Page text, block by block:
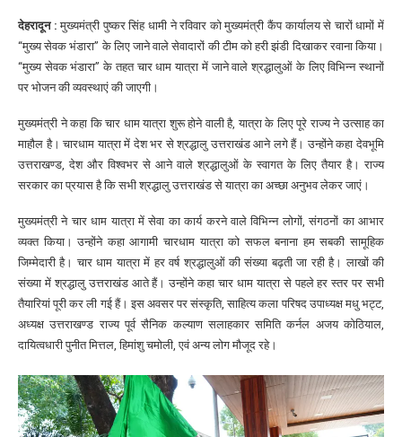
देहरादून : मुख्यमंत्री पुष्कर सिंह धामी ने रविवार को मुख्यमंत्री कैंप कार्यालय से चारों धामों में
“मुख्य सेवक भंडारा” के लिए जाने वाले सेवादारों की टीम को हरी झंडी दिखाकर रवाना किया।
“मुख्य सेवक भंडारा” के तहत चार धाम यात्रा में जाने वाले श्रद्धालुओं के लिए विभिन्न स्थानों
पर भोजन की व्यवस्थाएं की जाएगी।
मुख्यमंत्री ने कहा कि चार धाम यात्रा शुरू होने वाली है, यात्रा के लिए पूरे राज्य ने उत्साह का
माहौल है। चारधाम यात्रा में देश भर से श्रद्धालु उत्तराखंड आने लगे हैं। उन्होंने कहा देवभूमि
उत्तराखण्ड, देश और विश्वभर से आने वाले श्रद्धालुओं के स्वागत के लिए तैयार है। राज्य
सरकार का प्रयास है कि सभी श्रद्धालु उत्तराखंड से यात्रा का अच्छा अनुभव लेकर जाएं।
मुख्यमंत्री ने चार धाम यात्रा में सेवा का कार्य करने वाले विभिन्न लोगों, संगठनों का आभार
व्यक्त किया। उन्होंने कहा आगामी चारधाम यात्रा को सफल बनाना हम सबकी सामूहिक
जिम्मेदारी है। चार धाम यात्रा में हर वर्ष श्रद्धालुओं की संख्या बढ़ती जा रही है। लाखों की
संख्या में श्रद्धालु उत्तराखंड आते हैं। उन्होंने कहा चार धाम यात्रा से पहले हर स्तर पर सभी
तैयारियां पूरी कर ली गई हैं। इस अवसर पर संस्कृति, साहित्य कला परिषद उपाध्यक्ष मधु भट्ट,
अध्यक्ष उत्तराखण्ड राज्य पूर्व सैनिक कल्याण सलाहकार समिति कर्नल अजय कोठियाल,
दायित्वधारी पुनीत मित्तल, हिमांशु चमोली, एवं अन्य लोग मौजूद रहे।